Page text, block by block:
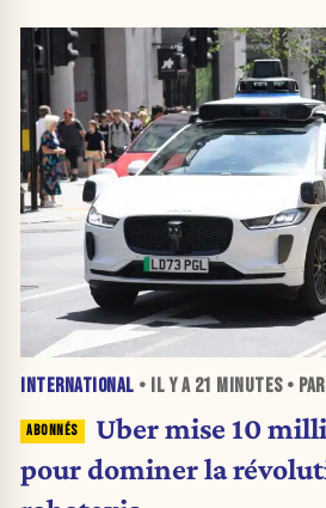
INTERNATIONAL • IL Y A 21 MINUTES•
Uber mise 10
pour dominer la